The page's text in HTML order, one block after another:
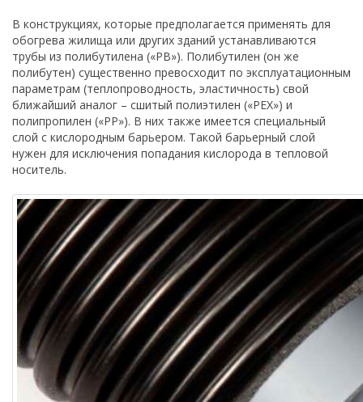
В конструкциях, которые предполагается применять для
обогрева жилища или других зданий устанавливаются
трубы из полибутилена («PB»). Полибутилен (он же
полибутен) существенно превосходит по эксплуатационным
параметрам (теплопроводность, эластичность) свой
ближайший аналог – сшитый полиэтилен («PEX») и
полипропилен («PP»). В них также имеется специальный
слой с кислородным барьером. Такой барьерный слой
нужен для исключения попадания кислорода в тепловой
носитель.